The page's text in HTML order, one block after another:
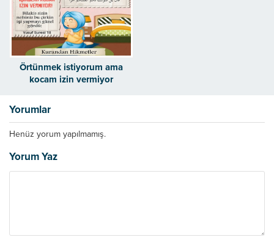
Örtünmek istiyorum ama
kocam izin vermiyor
Yorumlar
Henüz yorum yapılmamış.
Yorum Yaz